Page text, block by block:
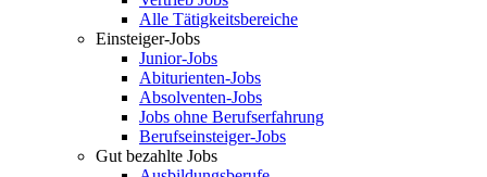
Alle Tätigkeitsbereiche
Einsteiger-Jobs
Junior-Jobs
Abiturienten-Jobs
Absolventen-Jobs
Jobs ohne Berufserfahrung
Berufseinsteiger-Jobs
Gut bezahlte Jobs